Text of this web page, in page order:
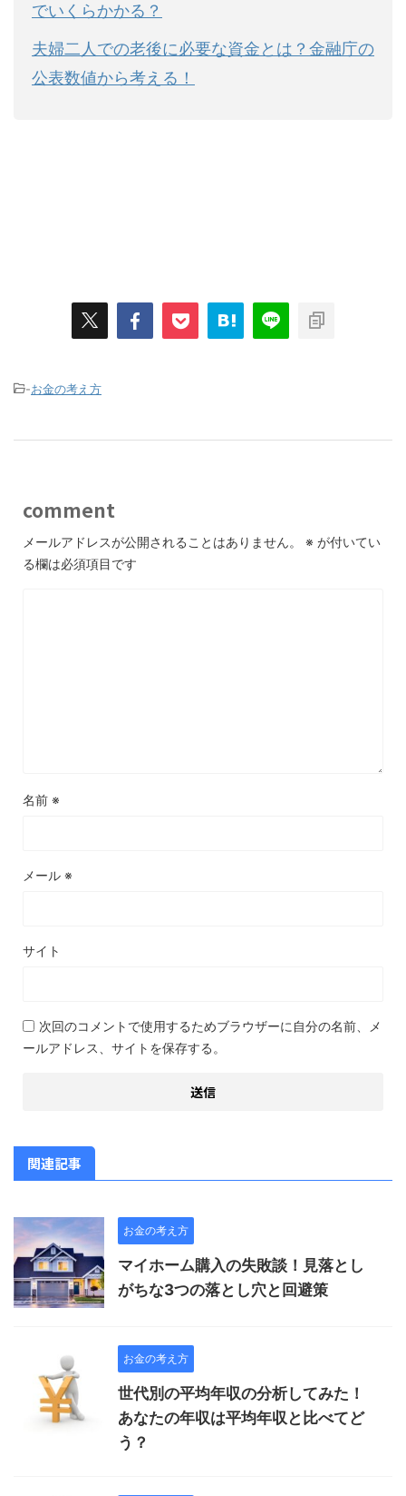
でいくらかかる？
夫婦二人での老後に必要な資金とは？金融庁の
公表数値から考える！
-お金の考え方
comment
メールアドレスが公開されることはありません。 ※ が付いてい
る欄は必須項目です
名前 ※
メール ※
サイト
次回のコメントで使用するためブラウザーに自分の名前、メ
ールアドレス、サイトを保存する。
関連記事
お金の考え方
マイホーム購入の失敗談！見落とし
がちな3つの落とし穴と回避策
お金の考え方
世代別の平均年収の分析してみた！
あなたの年収は平均年収と比べてど
う？